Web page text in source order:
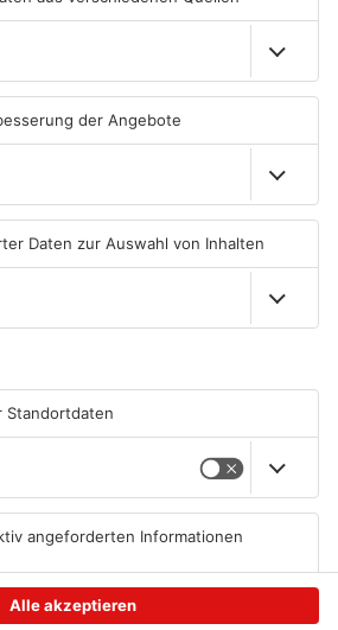
04.08.2026, 07:50 UHR IN